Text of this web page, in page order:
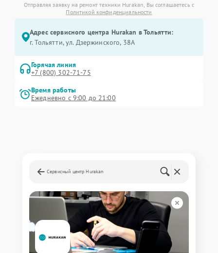
Отправляя заявку на ремонт техники Hurakan, Вы соглашаетесь с
Политикой конфиденциальности
Адрес сервисного центра Hurakan в Тольятти:
г. Тольятти, ул. Дзержинского, 38А
Горячая линия
+7 (800) 302-71-75
Время работы
Ежедневно с 9:00 до 21:00
Сервисный центр Hurakan